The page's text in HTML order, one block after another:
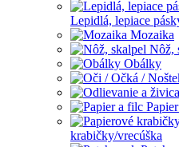
Lepidlá, lepiace
Mozaika
Nôž,
Obálky
krabičky/vrecúška